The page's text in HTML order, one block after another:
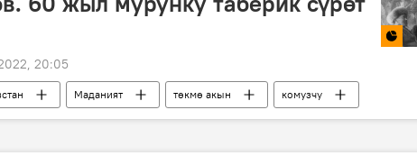
20:05
Маданият төкмө акын
комузчу
Сүрөт Токтосун Тыныбеков